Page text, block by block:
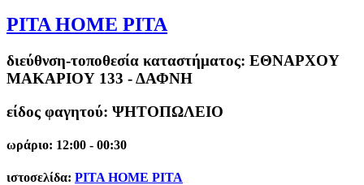
PITA HOME PITA
διεύθνση-τοποθεσία καταστήματος: ΕΘΝΑΡΧΟΥ
ΜΑΚΑΡΙΟΥ 133 - ΔΑΦΝΗ
είδος φαγητού: ΨΗΤΟΠΩΛΕΙΟ
ωράριο: 12:00 - 00:30
ιστοσελίδα: PITA HOME PITA